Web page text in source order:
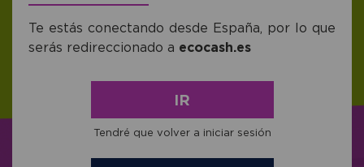
recogido en la
Te estás conectando desde España, por lo que
serás redireccionado a ecocash.es
IR
Tendré que volver a iniciar sesión